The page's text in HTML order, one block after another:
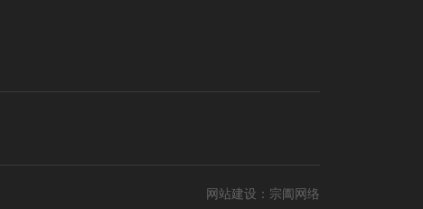
网站建设： 宗阖网络